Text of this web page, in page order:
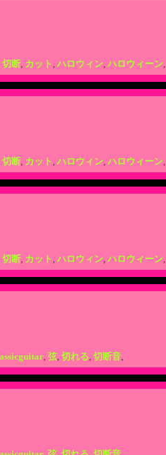
切断, カット, ハロウィン, ハロウィーン,
切断, カット, ハロウィン, ハロウィーン,
切断, カット, ハロウィン, ハロウィーン,
, 弦, 切れる, 切断音,